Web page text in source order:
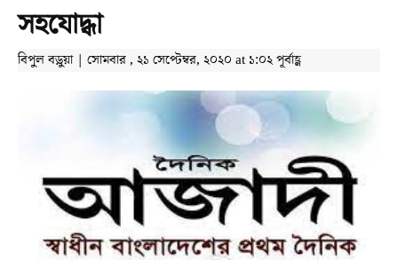
সহযোদ্ধা
বিপুল বড়ুয়া | সোমবার , ২১ সেপ্টেম্বর, ২০২০ at ১:০২ পূর্বাহ্ণ